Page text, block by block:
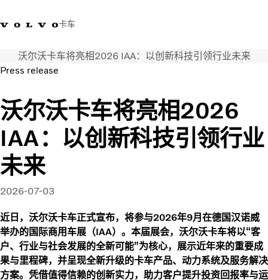
卡车
400 818 8999 沃尔沃卡车商店登录 查找经销商中国
运输解决方案
卡车
服务
经销商定位
新闻和媒体
关于我们
联系我们
沃尔沃卡车将亮相2026 IAA：以创新科技引领行业未来
Press release
沃尔沃卡车将亮相2026
IAA：以创新科技引领行业
未来
2026-07-03
近日，沃尔沃卡车正式宣布，将参与2026年9月在德国汉诺威
举办的国际商用车展（IAA）。本届展会，沃尔沃卡车将以“客
户、行业与社会发展的全新可能”为核心，展示近年来的重要成
果与里程碑，并呈现全新升级的卡车产品、动力系统及服务解决
方案。凭借值得信赖的创新实力，助力客户提升投资回报率与运